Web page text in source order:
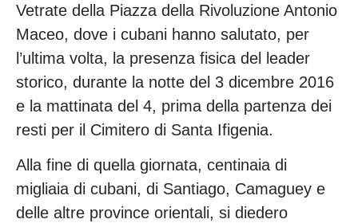
Vetrate della Piazza della Rivoluzione Antonio
Maceo, dove i cubani hanno salutato, per
l’ultima volta, la presenza fisica del leader
storico, durante la notte del 3 dicembre 2016
e la mattinata del 4, prima della partenza dei
resti per il Cimitero di Santa Ifigenia.
Alla fine di quella giornata, centinaia di
migliaia di cubani, di Santiago, Camaguey e
delle altre province orientali, si diedero